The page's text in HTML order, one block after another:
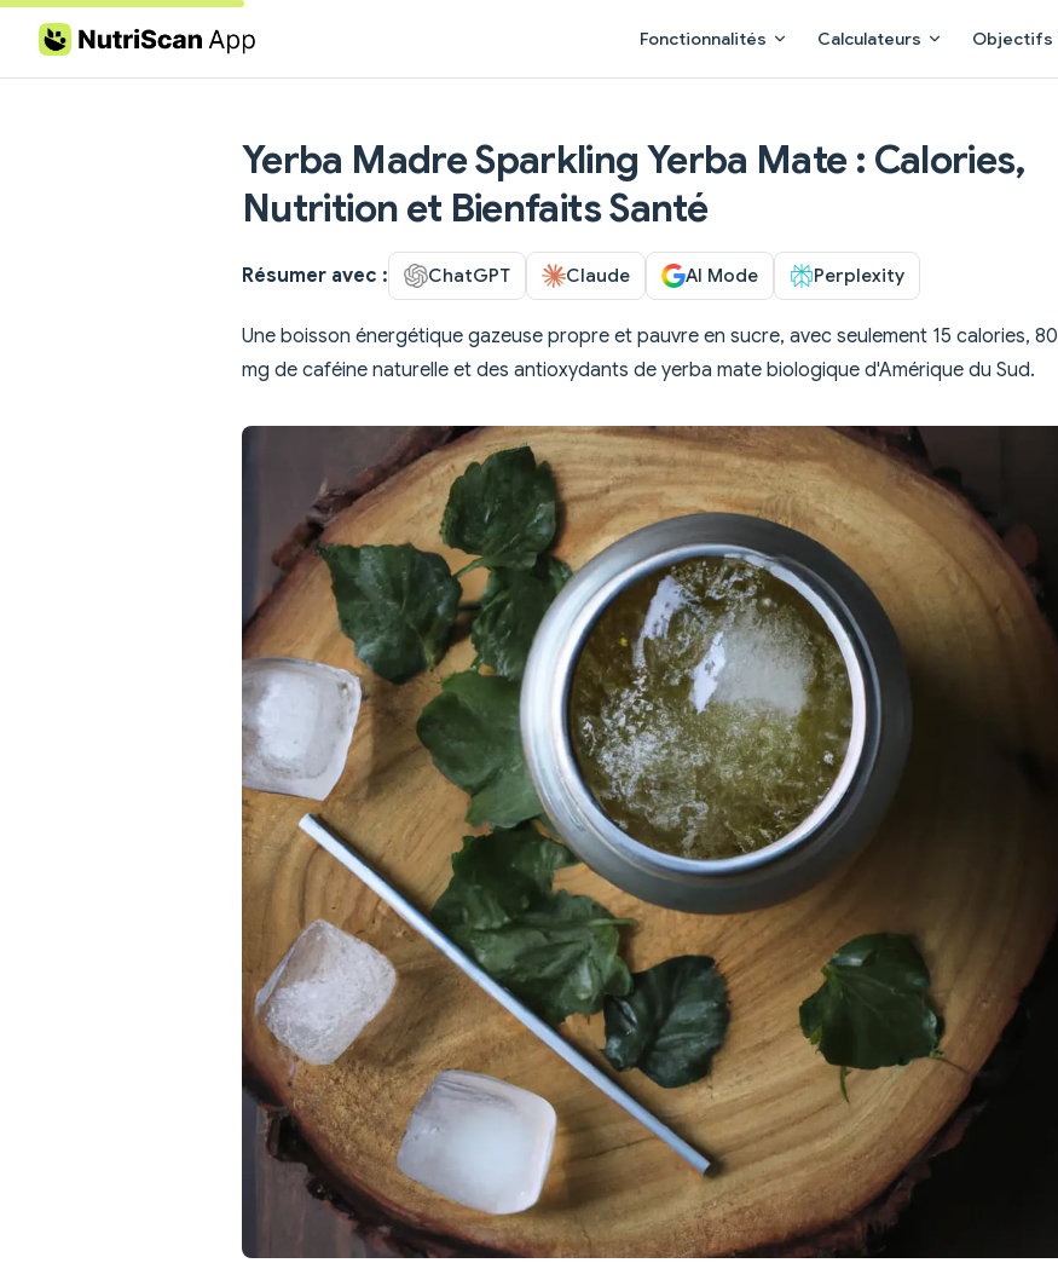
Skip to content Fonctionnalités Calculateurs Objectifs
Yerba Madre Sparkling Yerba Mate : Calories,
Nutrition et Bienfaits Santé
Résumer avec : ChatGPT Claude AI Mode Perplexity
Une boisson énergétique gazeuse propre et pauvre en sucre, avec seulement 15 calories, 80
mg de caféine naturelle et des antioxydants de yerba mate biologique d'Amérique du Sud.